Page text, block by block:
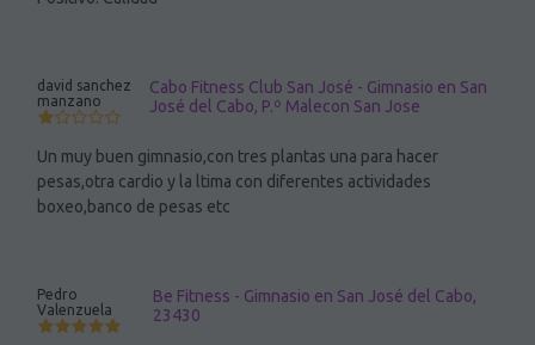
david sanchez
manzano
Cabo Fitness Club San José - Gimnasio en San
José del Cabo, P.º Malecon San Jose
Un muy buen gimnasio,con tres plantas una para hacer
pesas,otra cardio y la ltima con diferentes actividades
boxeo,banco de pesas etc
Pedro
Valenzuela
Be Fitness - Gimnasio en San José del Cabo,
23430